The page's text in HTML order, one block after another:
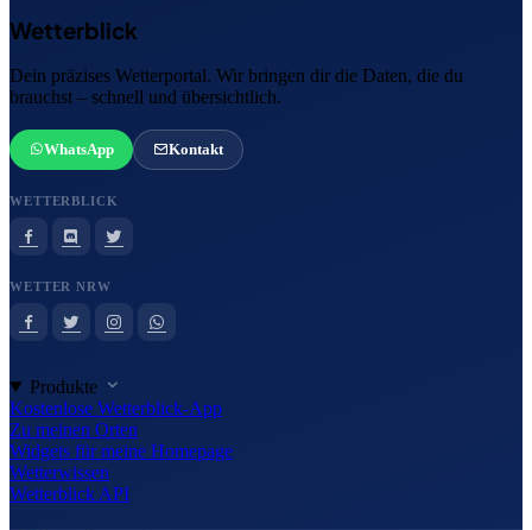
Wetterblick
Dein präzises Wetterportal. Wir bringen dir die Daten, die du
brauchst – schnell und übersichtlich.
WhatsApp Kontakt
WETTERBLICK
WETTER NRW
Produkte
Kostenlose Wetterblick-App
Zu meinen Orten
Widgets für meine Homepage
Wetterwissen
Wetterblick API